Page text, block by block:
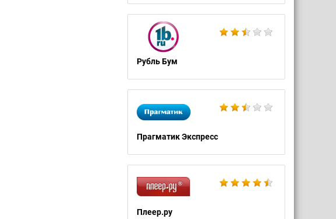
Рубль Бум
Прагматик Экспресс
Плеер.ру